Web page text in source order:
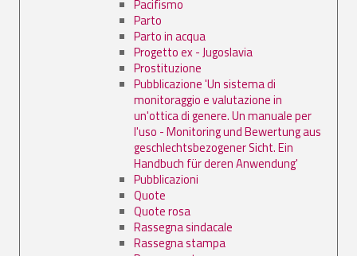
Pacifismo
Parto
Parto in acqua
Progetto ex - Jugoslavia
Prostituzione
Pubblicazione 'Un sistema di
monitoraggio e valutazione in
un'ottica di genere. Un manuale per
l'uso - Monitoring und Bewertung aus
geschlechtsbezogener Sicht. Ein
Handbuch für deren Anwendung'
Pubblicazioni
Quote
Quote rosa
Rassegna sindacale
Rassegna stampa